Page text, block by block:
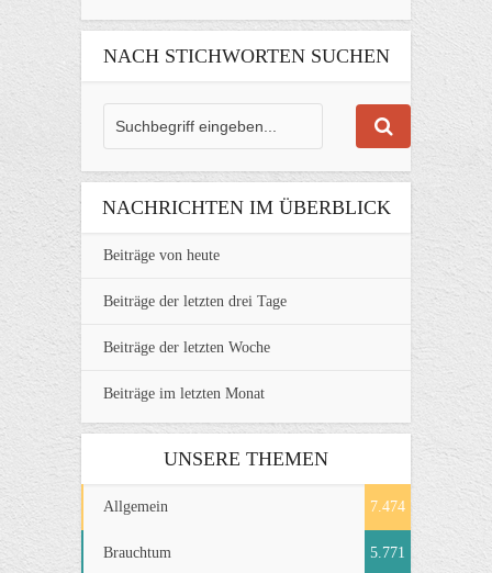
NACH STICHWORTEN SUCHEN
NACHRICHTEN IM ÜBERBLICK
Beiträge von heute
Beiträge der letzten drei Tage
Beiträge der letzten Woche
Beiträge im letzten Monat
UNSERE THEMEN
Allgemein 7.474
Brauchtum 5.771